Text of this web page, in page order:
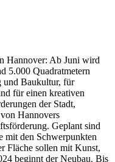
Hannover: Ab Juni wird
5.000 Quadratmetern
und Baukultur, für
für einen kreativen
der Stadt,
Hannovers
Geplant sind
mit den Schwerpunkten
Fläche sollen mit Kunst,
beginnt der Neubau. Bis